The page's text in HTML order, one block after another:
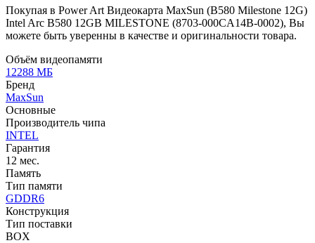
Покупая в Power Art Видеокарта MaxSun (B580 Milestone 12G)
Intel Arc B580 12GB MILESTONE (8703-000CA14B-0002), Вы
можете быть уверенны в качестве и оригинальности товара.
Объём видеопамяти
12288 МБ
Бренд
MaxSun
Основные
Производитель чипа
INTEL
Гарантия
12 мес.
Память
Тип памяти
GDDR6
Конструкция
Тип поставки
BOX